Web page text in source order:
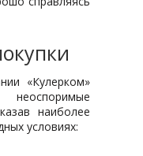
«Кулерком»
наиболее
условиях: